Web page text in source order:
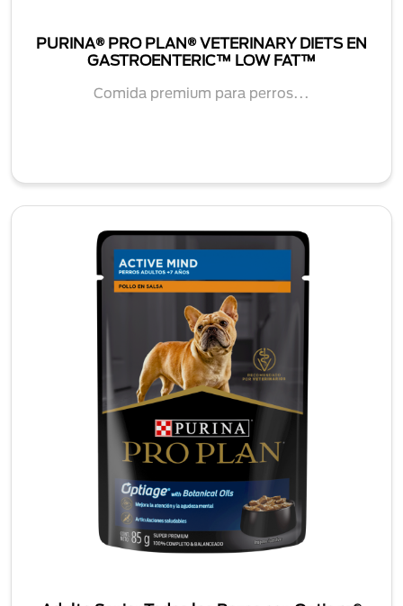
PURINA® PRO PLAN® VETERINARY DIETS EN
GASTROENTERIC™ LOW FAT™
Comida premium para perros...